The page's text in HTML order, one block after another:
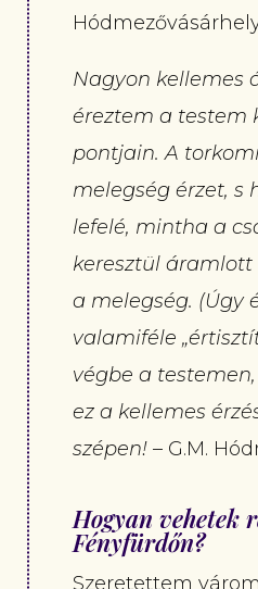
Nagyon kellemes
éreztem a testem
pontjain. A
melegség érzet, s
lefelé, mintha a
keresztül áramlott
a melegség. (Úgy
valamiféle
végbe a
ez a kellemes
szépen!– G.M.
Hogyan vehetek
Fényfürdőn?
Szeretettem